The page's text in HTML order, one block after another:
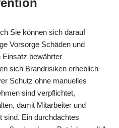
Sie können sich darauf
Vorsorge Schäden und
Einsatz bewährter
sich Brandrisiken erheblich
Schutz ohne manuelles
sind verpflichtet,
damit Mitarbeiter und
sind. Ein durchdachtes